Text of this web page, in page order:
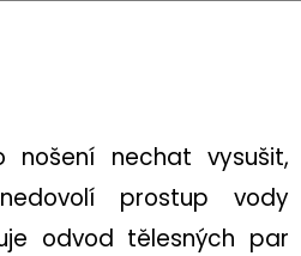
nechat vysušit,
prostup vody
odvod tělesných par